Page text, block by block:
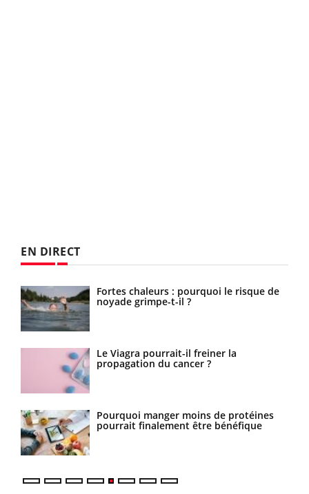
EN DIRECT
Fortes chaleurs : pourquoi le risque de
noyade grimpe-t-il ?
Le Viagra pourrait-il freiner la
propagation du cancer ?
Pourquoi manger moins de protéines
pourrait finalement être bénéfique